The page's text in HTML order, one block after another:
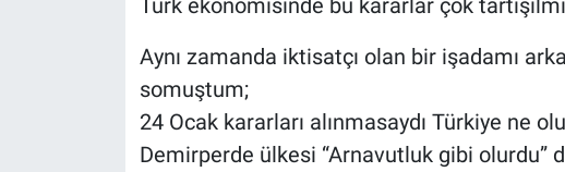
Aynı zamanda iktisatçı olan bir işadamı
somuştum;
24 Ocak kararları alınmasaydı Türkiye ne
Demirperde ülkesi “Arnavutluk gibi